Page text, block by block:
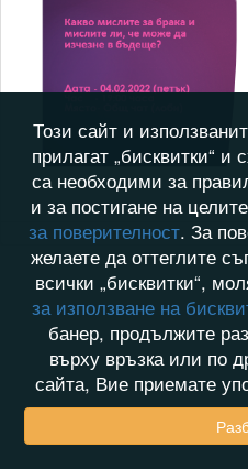
Този сайт и
прилагат „бисквитки“ и
са необходими за
и за постигане на
за поверителност. За
желаете да оттеглите
всички „бисквитки“,
за използване на
банер, продължите
върху връзка или по
сайта, Вие приемате